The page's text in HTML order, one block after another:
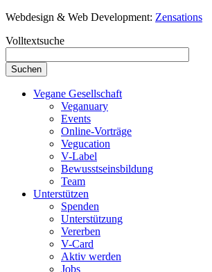
Webdesign & Web Development: Zensations
Volltextsuche
Vegane Gesellschaft
Veganuary
Events
Online-Vorträge
Vegucation
V-Label
Bewusstseinsbildung
Team
Unterstützen
Spenden
Unterstützung
Vererben
V-Card
Aktiv werden
Jobs